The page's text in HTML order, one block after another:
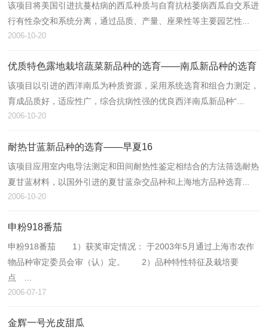
该项目将美国引进抗蔓枯病的西瓜种质与自育抗枯萎病西瓜自交系进
行有性杂交和系统分离，通过品质、产量、座果性等主要园艺性...
2006-10-20
优质特色露地栽培蔬菜新品种的选育——南瓜新品种的选育
该项目以引进的西洋南瓜为种质资源，采用系统选育和组合力测定，
育成品质好，适应性广，综合抗病性强的优良西洋南瓜新品种“...
2006-10-20
耐热甘蓝新品种的选育――早夏16
该项目应用室内电导法测定和田间耐热性鉴定相结合的方法筛选耐热
夏甘蓝材料，以国外引进的夏甘蓝杂交品种和上海地方品种选育...
2006-10-20
申粉918番茄
申粉918番茄 1）获奖审定情况： 于2003年5月通过上海市农作
物品种审定委员会审（认）定。 2）品种特性特征及栽培要
点 ...
2006-07-17
金辉一号光皮甜瓜